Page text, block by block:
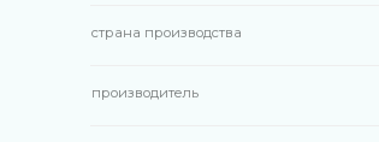
страна производства
производитель